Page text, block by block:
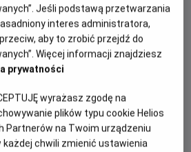
Gatunek
Horror
Minimalny
wiek
Od 15 lat
SCENARIUSZ
Stanley Kubrick, Diane
Johnson
Jack Nicholson
WIĘCEJ SZCZEGÓŁÓW
SEANSÓW
Jeśli podstawą przetwarzania
interes administratora,
aby to zrobić przejdź do
Więcej informacji znajdziesz
prywatności
wyrażasz zgodę na
plików typu cookie Helios
Partnerów na Twoim urządzeniu
każdej chwili zmienić ustawienia